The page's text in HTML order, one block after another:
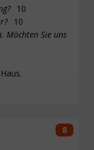
10
10
Möchten Sie uns
8